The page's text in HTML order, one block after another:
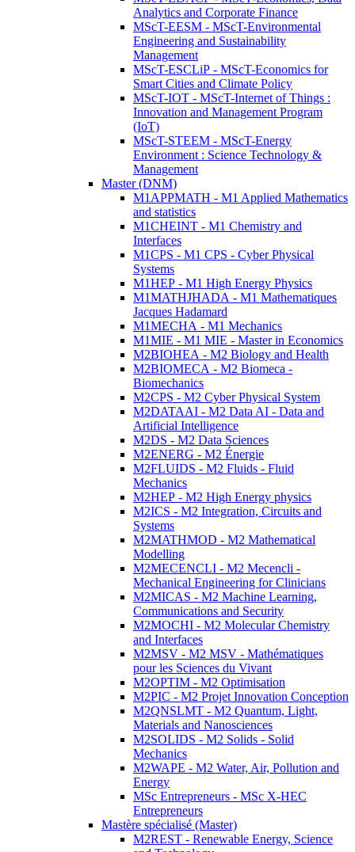
Analytics and Corporate Finance
MScT-EESM - MScT-Environmental
Engineering and Sustainability
Management
MScT-ESCLiP - MScT-Economics for
Smart Cities and Climate Policy
MScT-IOT - MScT-Internet of Things :
Innovation and Management Program
(IoT)
MScT-STEEM - MScT-Energy
Environment : Science Technology &
Management
Master (DNM)
M1APPMATH - M1 Applied Mathematics
and statistics
M1CHEINT - M1 Chemistry and
Interfaces
M1CPS - M1 CPS - Cyber Physical
Systems
M1HEP - M1 High Energy Physics
M1MATHJHADA - M1 Mathematiques
Jacques Hadamard
M1MECHA - M1 Mechanics
M1MIE - M1 MIE - Master in Economics
M2BIOHEA - M2 Biology and Health
M2BIOMECA - M2 Biomeca -
Biomechanics
M2CPS - M2 Cyber Physical System
M2DATAAI - M2 Data AI - Data and
Artificial Intelligence
M2DS - M2 Data Sciences
M2ENERG - M2 Énergie
M2FLUIDS - M2 Fluids - Fluid
Mechanics
M2HEP - M2 High Energy physics
M2ICS - M2 Integration, Circuits and
Systems
M2MATHMOD - M2 Mathematical
Modelling
M2MECENCLI - M2 Mecencli -
Mechanical Engineering for Clinicians
M2MICAS - M2 Machine Learning,
Communications and Security
M2MOCHI - M2 Molecular Chemistry
and Interfaces
M2MSV - M2 MSV - Mathématiques
pour les Sciences du Vivant
M2OPTIM - M2 Optimisation
M2PIC - M2 Projet Innovation Conception
M2QNSLMT - M2 Quantum, Light,
Materials and Nanosciences
M2SOLIDS - M2 Solids - Solid
Mechanics
M2WAPE - M2 Water, Air, Pollution and
Energy
MSc Entrepreneurs - MSc X-HEC
Entrepreneurs
Mastère spécialisé (Master)
M2REST - Renewable Energy, Science